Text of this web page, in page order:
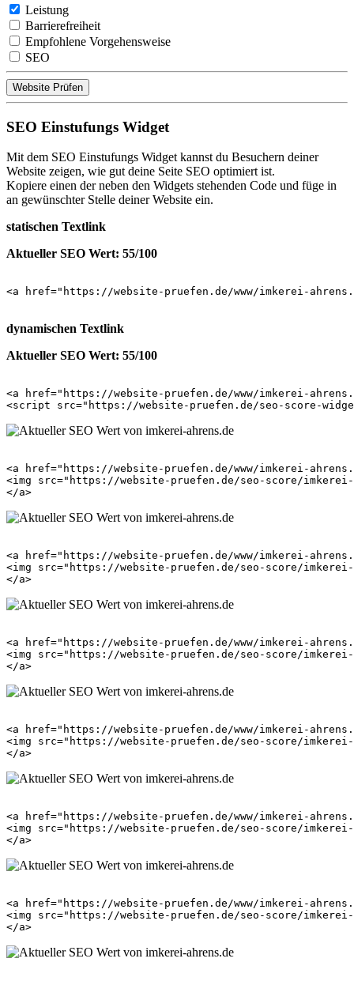
Leistung
Barrierefreiheit
Empfohlene Vorgehensweise
SEO
Website Prüfen
SEO Einstufungs Widget
Mit dem SEO Einstufungs Widget kannst du Besuchern deiner
Website zeigen, wie gut deine Seite SEO optimiert ist.
Kopiere einen der neben den Widgets stehenden Code und füge in
an gewünschter Stelle deiner Website ein.
statischen Textlink
Aktueller SEO Wert: 55/100
<a href="https://website-pruefen.de/www/imkerei-
dynamischen Textlink
Aktueller SEO Wert: 55/100
<a href="https://website-pruefen.de/www/imkerei-
<a href="https://website-pruefen.de/www/imkerei-
<img src="https://website-pruefen.de/seo-score/
<a href="https://website-pruefen.de/www/imkerei-
<img src="https://website-pruefen.de/seo-score/
<a href="https://website-pruefen.de/www/imkerei-
<img src="https://website-pruefen.de/seo-score/
<a href="https://website-pruefen.de/www/imkerei-
<img src="https://website-pruefen.de/seo-score/
<a href="https://website-pruefen.de/www/imkerei-
<img src="https://website-pruefen.de/seo-score/
<a href="https://website-pruefen.de/www/imkerei-
<img src="https://website-pruefen.de/seo-score/